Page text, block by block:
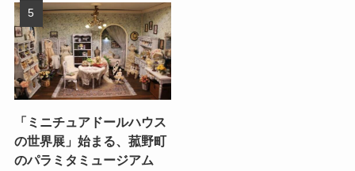
「ミニチュアドールハウス
の世界展」始まる、菰野町
のパラミタミュージアム